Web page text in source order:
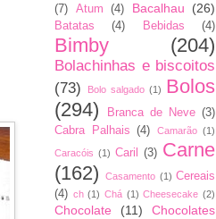
(7)
Atum (4) Bacalhau (26)
Batatas (4) Bebidas (4)
Bimby (204)
Bolachinhas e biscoitos
(73)
Bolo salgado (1) Bolos
(294)
Branca de Neve (3)
Cabra Palhais (4) Camarão (1)
Caracóis (1) Caril (3) Carne
(162)
Casamento (1) Cereais
(4) ch (1) Chá (1) Cheesecake (2)
Chocolate (11)
Chocolates